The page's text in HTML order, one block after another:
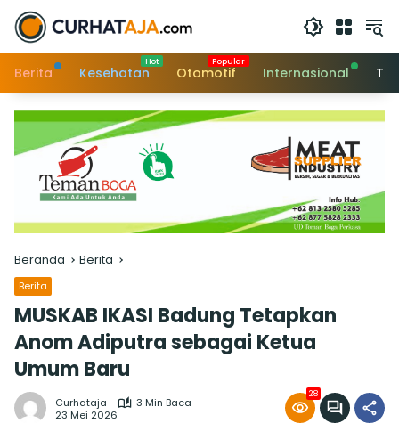
Langsung
konten
Berita
Kesehatan Otomotif Internasional
Beranda Berita
Berita
MUSKAB IKASI Badung Tetapkan
Anom Adiputra sebagai Ketua
Umum Baru
Curhataja
3 Min Baca
23 Mei 2026
28